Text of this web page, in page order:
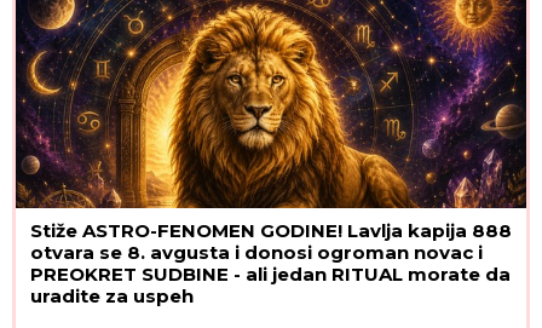
Stiže ASTRO-FENOMEN GODINE! Lavlja kapija 888
otvara se 8. avgusta i donosi ogroman novac i
PREOKRET SUDBINE - ali jedan RITUAL morate da
uradite za uspeh